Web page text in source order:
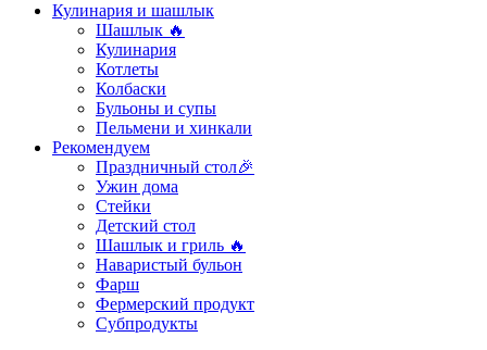
Кулинария и шашлык
Шашлык 🔥
Кулинария
Котлеты
Колбаски
Бульоны и супы
Пельмени и хинкали
Рекомендуем
Праздничный стол🎉
Ужин дома
Стейки
Детский стол
Шашлык и гриль 🔥
Наваристый бульон
Фарш
Фермерский продукт
Субпродукты